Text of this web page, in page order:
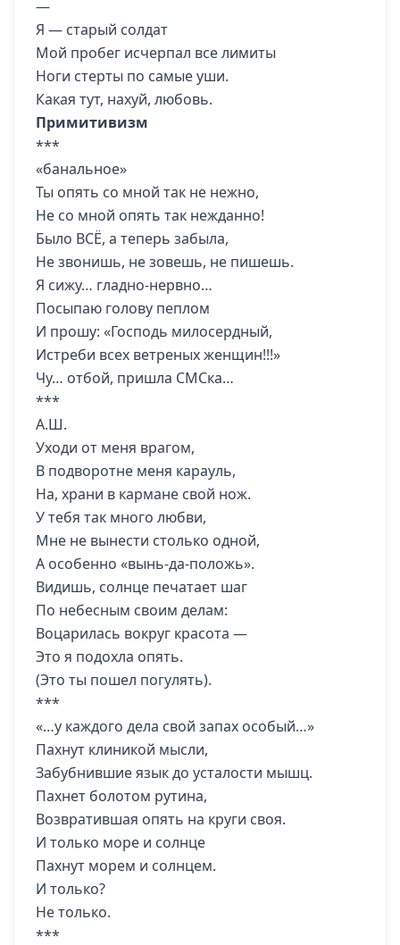
—
Я — старый солдат
Мой пробег исчерпал все лимиты
Ноги стерты по самые уши.
Какая тут, нахуй, любовь.
Примитивизм
***
«банальное»
Ты опять со мной так не нежно,
Не со мной опять так нежданно!
Было ВСЁ, а теперь забыла,
Не звонишь, не зовешь, не пишешь.
Я сижу… гладно-нервно…
Посыпаю голову пеплом
И прошу: «Господь милосердный,
Истреби всех ветреных женщин!!!»
Чу… отбой, пришла СМСка…
***
А.Ш.
Уходи от меня врагом,
В подворотне меня карауль,
На, храни в кармане свой нож.
У тебя так много любви,
Мне не вынести столько одной,
А особенно «вынь-да-положь».
Видишь, солнце печатает шаг
По небесным своим делам:
Воцарилась вокруг красота —
Это я подохла опять.
(Это ты пошел погулять).
***
«…у каждого дела свой запах особый…»
Пахнут клиникой мысли,
Забубнившие язык до усталости мышц.
Пахнет болотом рутина,
Возвратившая опять на круги своя.
И только море и солнце
Пахнут морем и солнцем.
И только?
Не только.
***